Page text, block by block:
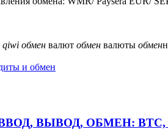
qiwi обмен валют обмен валюты обмен
и обмен
ВВОД, ВЫВОД, ОБМЕН: BTC,